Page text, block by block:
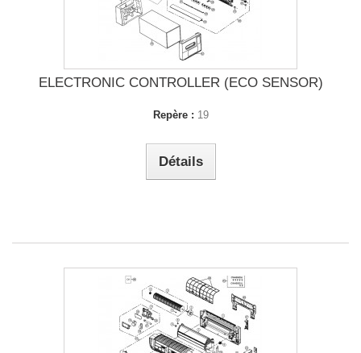
ELECTRONIC CONTROLLER (ECO SENSOR)
Repère : 19
Détails